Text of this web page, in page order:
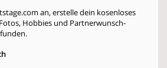
an, erstelle dein kosenloses
Hobbies und Partnerwunsch-